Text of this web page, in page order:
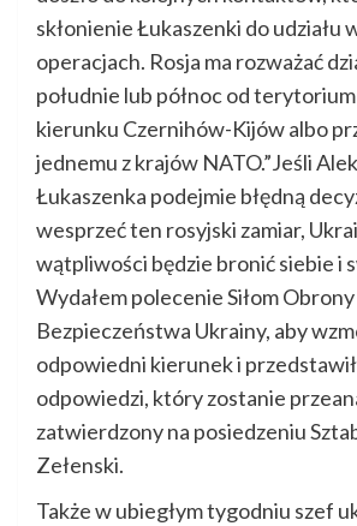
skłonienie Łukaszenki do udziału
operacjach. Rosja ma rozważać
południe lub północ od
kierunku Czernihów-Kijów albo
jednemu z krajów NATO.”Jeśli
Łukaszenka podejmie błędną
wesprzeć ten rosyjski zamiar,
wątpliwości będzie bronić siebie i
Wydałem polecenie Siłom Obrony
Bezpieczeństwa Ukrainy, aby
odpowiedni kierunek i
odpowiedzi, który zostanie
zatwierdzony na posiedzeniu
Zełenski.
Także w ubiegłym tygodniu szef